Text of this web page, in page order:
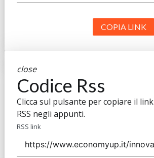
COPIA LINK
close
Codice Rss
Clicca sul pulsante per copiare il link
RSS negli appunti.
RSS link